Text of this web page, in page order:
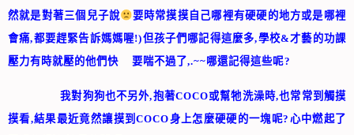
然就是對著三個兒子說
要時常摸摸自己哪裡有硬硬的地方或是哪裡
會痛,都要趕緊告訴媽媽喔!)但孩子們哪記得這麼多,學校&才藝的功課
壓力有時就壓的他們快 要喘不過了,.~~哪還記得這些呢?
我對狗狗也不另外,抱著COCO或幫牠洗澡時,也常常到觸摸
摸看,結果最近竟然讓摸到COCO身上怎麼硬硬的一塊呢? 心中燃起了